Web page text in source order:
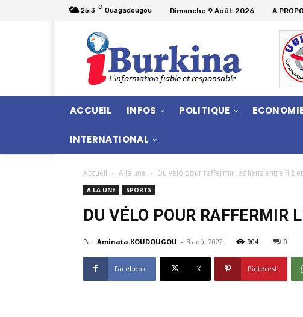
25.3 C Ouagadougou Dimanche 9 Août 2026 A
ACCUEIL INFOS POLITIQUE
INTERNATIONAL
Accueil A la une Du vélo pour raffermir les liens entre fils
A LA UNE SPORTS
DU VÉLO POUR RAFFERMIR
Par Aminata KOUDOUGOU - 3 août 2022 904 0
Facebook X Pinterest